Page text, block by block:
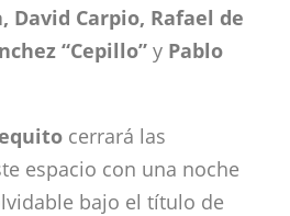
David Carpio, Rafael de
“Cepillo” y Pablo
cerrará las
espacio con una noche
bajo el título de